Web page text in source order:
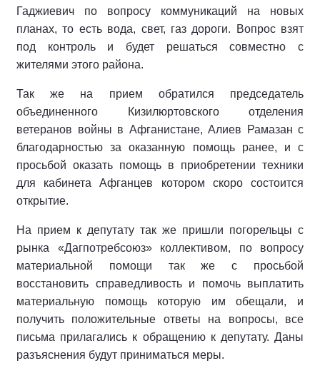
Гаджиевич по вопросу коммуникаций на новых
планах, то есть вода, свет, газ дороги. Вопрос взят
под контроль и будет решаться совместно с
жителями этого района.
Так же на прием обратился председатель
объединенного Кизилюртовского отделения
ветеранов войны в Афганистане, Алиев Рамазан с
благодарностью за оказанную помощь ранее, и с
просьбой оказать помощь в приобретении техники
для кабинета Афганцев котором скоро состоится
открытие.
На прием к депутату так же пришли погорельцы с
рынка «Дагпотребсоюз» коллективом, по вопросу
материальной помощи так же с просьбой
восстановить справедливость и помочь выплатить
материальную помощь которую им обещали, и
получить положительные ответы на вопросы, все
письма прилагались к обращению к депутату. Даны
разъяснения будут приниматься меры.